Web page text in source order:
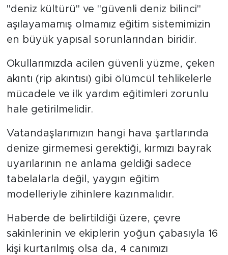
"deniz kültürü" ve "güvenli deniz bilinci"
aşılayamamış olmamız eğitim sistemimizin
en büyük yapısal sorunlarından biridir.
Okullarımızda acilen güvenli yüzme, çeken
akıntı (rip akıntısı) gibi ölümcül tehlikelerle
mücadele ve ilk yardım eğitimleri zorunlu
hale getirilmelidir.
Vatandaşlarımızın hangi hava şartlarında
denize girmemesi gerektiği, kırmızı bayrak
uyarılarının ne anlama geldiği sadece
tabelalarla değil, yaygın eğitim
modelleriyle zihinlere kazınmalıdır.
Haberde de belirtildiği üzere, çevre
sakinlerinin ve ekiplerin yoğun çabasıyla 16
kişi kurtarılmış olsa da, 4 canımızı